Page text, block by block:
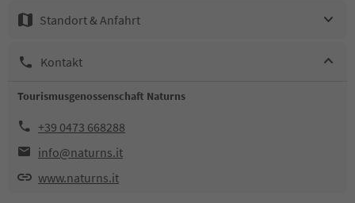
Standort & Anfahrt
Kontakt
Tourismusgenossenschaft Naturns
+39 0473 668288
info@naturns.it
www.naturns.it